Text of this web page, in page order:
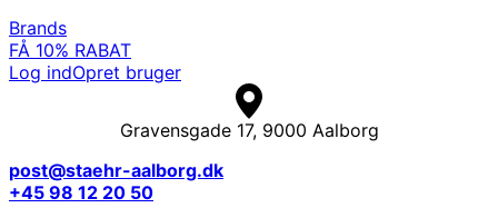
Brands
FÅ 10% RABAT
Log indOpret bruger
Gravensgade 17, 9000 Aalborg
post@staehr-aalborg.dk
+45 98 12 20 50